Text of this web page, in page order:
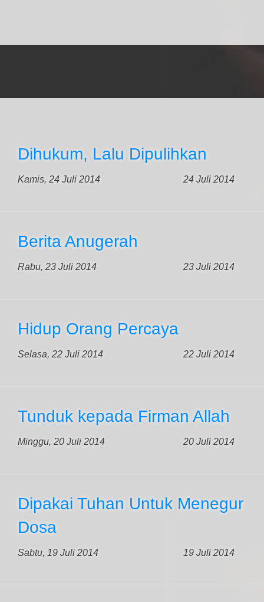
Dihukum, Lalu Dipulihkan
Kamis, 24 Juli 2014 24 Juli 2014
Berita Anugerah
Rabu, 23 Juli 2014 23 Juli 2014
Hidup Orang Percaya
Selasa, 22 Juli 2014 22 Juli 2014
Tunduk kepada Firman Allah
Minggu, 20 Juli 2014 20 Juli 2014
Dipakai Tuhan Untuk Menegur
Dosa
Sabtu, 19 Juli 2014 19 Juli 2014